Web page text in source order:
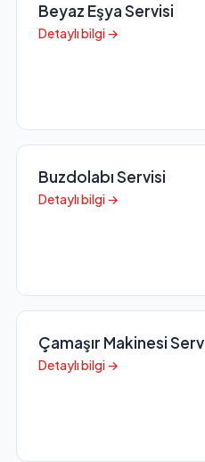
Beyaz Eşya Servisi
Detaylı bilgi →
Buzdolabı Servisi
Detaylı bilgi →
Çamaşır Makinesi
Detaylı bilgi →